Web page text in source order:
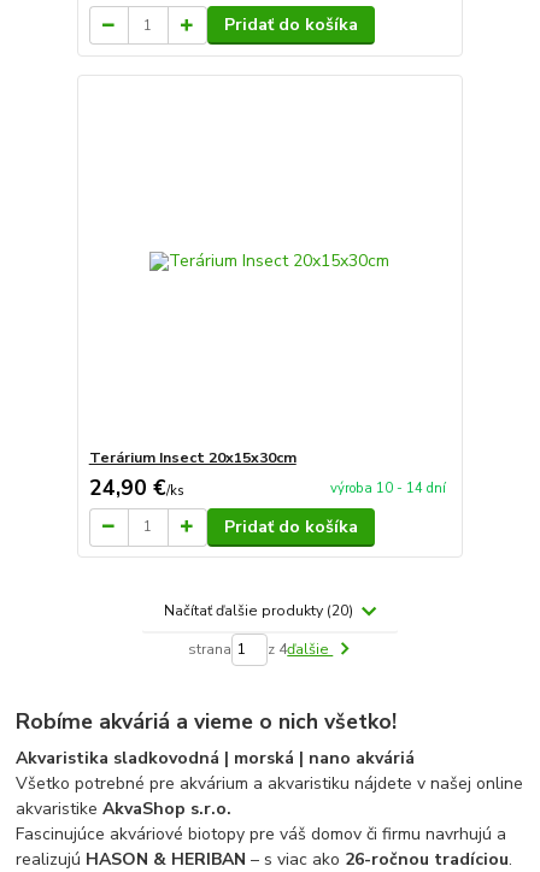
Pridať do košíka
Terárium Insect 20x15x30cm
24,90 €/ks výroba 10 - 14 dní
Pridať do košíka
Načítať ďalšie produkty (20)
strana z 4ďalšie
Robíme akváriá a vieme o nich všetko!
Akvaristika sladkovodná | morská | nano akváriá
Všetko potrebné pre akvárium a akvaristiku nájdete v našej online
akvaristikeAkvaShop s.r.o.
Fascinujúce akváriové biotopy pre váš domov či firmu navrhujú a
realizujú HASON & HERIBAN – s viac ako 26-ročnou tradíciou.